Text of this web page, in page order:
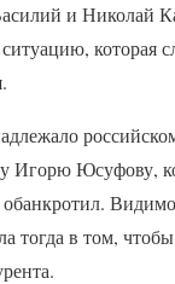
и Николай
которая
Игорю Юсуфову,
тогда в том,